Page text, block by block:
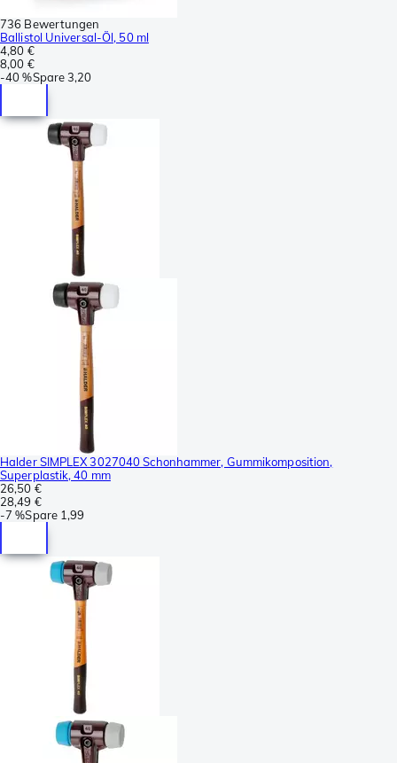
736 Bewertungen
Ballistol Universal-Öl, 50 ml
4,80 €
8,00 €
-40 %Spare3,20
Halder SIMPLEX 3027040 Schonhammer, Gummikomposition,
Superplastik, 40 mm
26,50 €
28,49 €
-7 %Spare 1,99